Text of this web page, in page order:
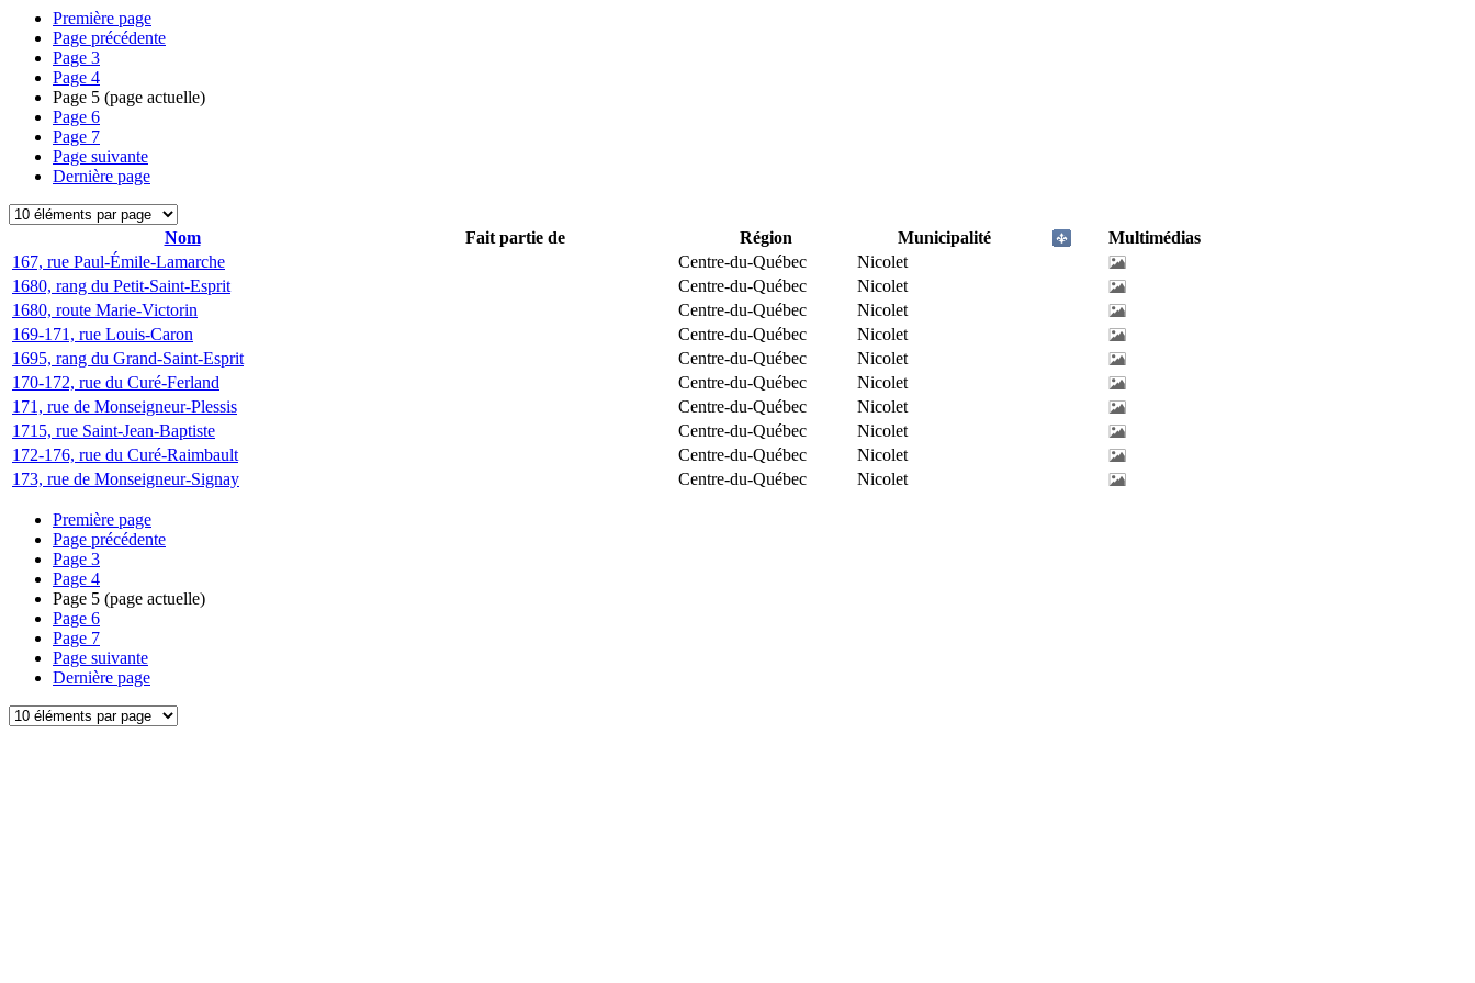
Première page
Page précédente
Page 3
Page 4
Page 5 (page actuelle)
Page 6
Page 7
Page suivante
Dernière page
Nom Fait partie de Région Municipalité
Multimédias
167, rue Paul-Émile-Lamarche
Centre-du-Québec
Nicolet
1680, rang du Petit-Saint-Esprit
Centre-du-Québec
Nicolet
1680, route Marie-Victorin
Centre-du-Québec
Nicolet
169-171, rue Louis-Caron
Centre-du-Québec
Nicolet
1695, rang du Grand-Saint-Esprit
Centre-du-Québec
Nicolet
170-172, rue du Curé-Ferland
Centre-du-Québec
Nicolet
171, rue de Monseigneur-Plessis
Centre-du-Québec
Nicolet
1715, rue Saint-Jean-Baptiste
Centre-du-Québec
Nicolet
172-176, rue du Curé-Raimbault
Centre-du-Québec
Nicolet
173, rue de Monseigneur-Signay
Centre-du-Québec Nicolet
Première page
Page précédente
Page 3
Page 4
Page 5 (page actuelle)
Page 6
Page 7
Page suivante
Dernière page